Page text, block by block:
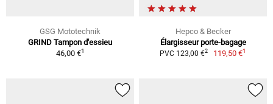
GSG Mototechnik
GRIND Tampon d'essieu
46,00 €1
Hepco & Becker
Élargisseur porte-bagage
PVC 123,00 €2 119,50 €1